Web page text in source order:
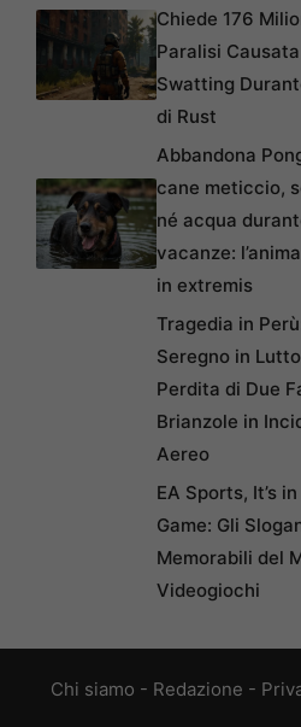
Chiede 176
Paralisi
Swatting
di Rust
Abbandona
cane meticcio,
né acqua
vacanze:
in extremis
Tragedia in
Seregno in
Perdita di Due
Brianzole in
Aereo
EA Sports, It’s
Game: Gli
Memorabili del
Videogiochi
Chi siamo - Redazione -